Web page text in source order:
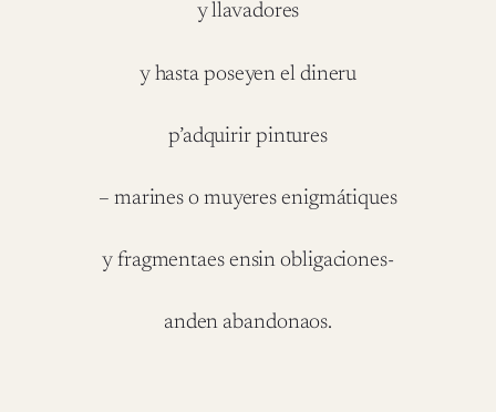
y llavadores
y hasta poseyen el dineru
p’adquirir pintures
– marines o muyeres enigmátiques
y fragmentaes ensin obligaciones-
anden abandonaos.